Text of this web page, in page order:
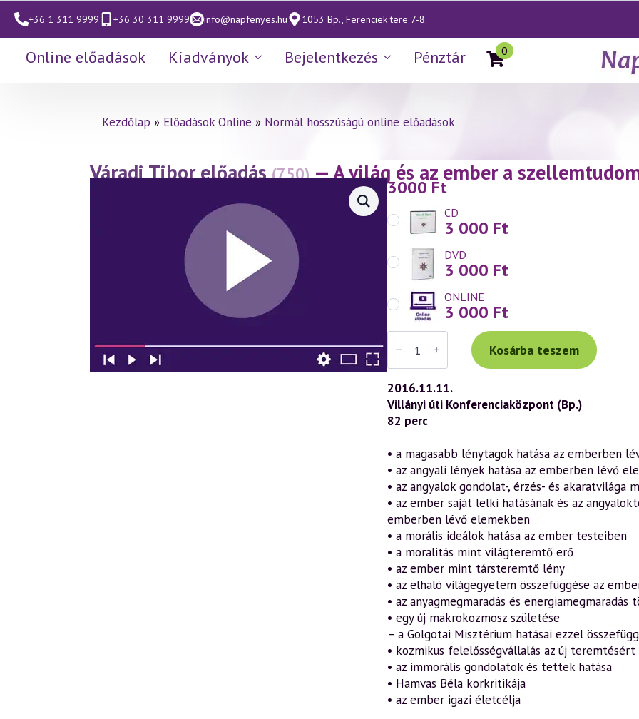
+36 1 311 9999 +36 30 311 9999 info@napfenyes.hu 1053 Bp., Ferenciek tere 7-8.
Online előadások Kiadványok Bejelentkezés Pénztár 0
Kezdőlap » Előadások Online » Normál hosszúságú online előadások
Váradi Tibor előadás (750) — A világ és az ember a
3000Ft
CD
3 000 Ft
DVD
3 000 Ft
ONLINE
3 000 Ft
Váradi
Tibor
előadás
(750)
—
A
világ
és
az
a
szellemtudomány
tükrében
4.
(2016.11.11.)
mennyiség
Kosárba teszem
2016.11.11.
Villányi úti Konferenciaközpont (Bp.)
82 perc
• a magasabb lénytagok hatása az emberben
• az angyali lények hatása az emberben lévő
• az angyalok gondolat-, érzés- és akaratvilága
• az ember saját lelki hatásának és az
emberben lévő elemekben
• a morális ideálok hatása az ember testeiben
• a moralitás mint világteremtő erő
• az ember mint társteremtő lény
• az elhaló világegyetem összefüggése az
• az anyagmegmaradás és
• egy új makrokozmosz születése
– a Golgotai Misztérium hatásai ezzel
• kozmikus felelősségvállalás az új teremtésért
• az immorális gondolatok és tettek hatása
• Hamvas Béla korkritikája
• az ember igazi életcélja